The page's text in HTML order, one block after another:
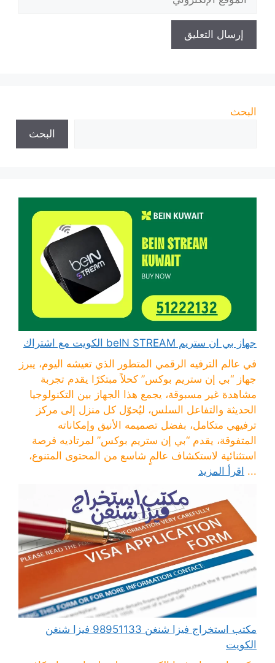
الإلكتروني
البحث
البحث
جهاز بي ان ستريم beIN STREAM الكويت مع اشتراك
في عالم الترفيه الرقمي المتطور الذي تعيشه اليوم، يبرز
جهاز “بي إن ستريم بوكس” كحلاً مبتكرًا يقدم تجربة
مشاهدة غير مسبوقة، يجمع هذا الجهاز بين التكنولوجيا
الحديثة والتفاعل السلس، ليُحوّل كل منزل إلى مركز
ترفيهي متكامل، بفضل تصميمه الأنيق وإمكاناته
المتفوقة، يقدم “بي إن ستريم بوكس” لمرتاديه فرصة
استثنائية لاستكشاف عالمٍ شاسع من المحتوى المتنوع،
... اقرأ المزيد
مكتب استخراج فيزا شنغن 98951133 فيزا شنغن
الكويت